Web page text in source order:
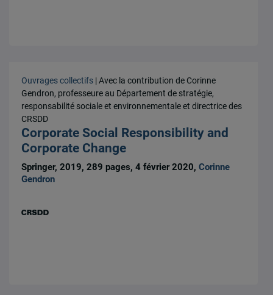
Ouvrages collectifs | Avec la contribution de Corinne
Gendron, professeure au Département de stratégie,
responsabilité sociale et environnementale et directrice des
CRSDD
Corporate Social Responsibility and
Corporate Change
Springer, 2019, 289 pages, 4 février 2020,Corinne
Gendron